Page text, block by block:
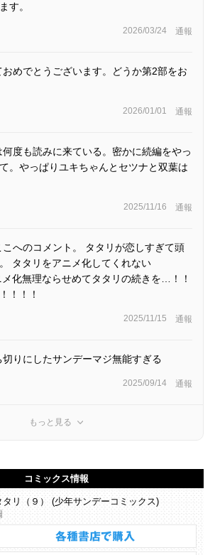
す。
2026/03/24 通報
おめでとうございます。どうか第2部をお
2026/01/01 通報
度も読みに来ている。密かに続編をやっ
。やっぱりユキちゃんとセツナと双葉は
2025/11/16 通報
こへのコメント。 タタリが恋しすぎて頭
タタリをアニメ化してくれない
化無理ならせめてタタリの続きを…！！
！！！
2025/11/15 通報
切りにしたサンデーマジ無能すぎる
2025/09/14 通報
もっと見る
コミックス情報
タリ（９） (少年サンデーコミックス)